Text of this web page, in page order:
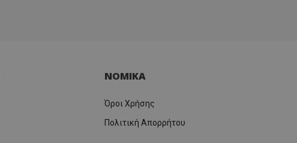
ΝΟΜΙΚΑ
Όροι Χρήσης
Πολιτική Απορρήτου